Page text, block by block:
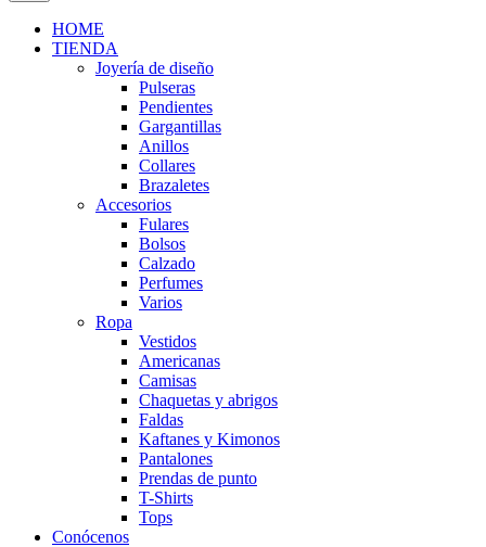
HOME
TIENDA
Joyería de diseño
Pulseras
Pendientes
Gargantillas
Anillos
Collares
Brazaletes
Accesorios
Fulares
Bolsos
Calzado
Perfumes
Varios
Ropa
Vestidos
Americanas
Camisas
Chaquetas y abrigos
Faldas
Kaftanes y Kimonos
Pantalones
Prendas de punto
T-Shirts
Tops
Conócenos